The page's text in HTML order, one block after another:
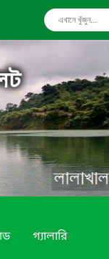
গ্যালারি